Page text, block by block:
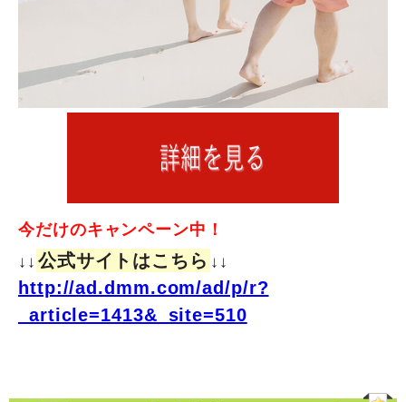
今だけのキャンペーン中！
↓↓ 公式サイトはこちら ↓↓
http://ad.dmm.com/ad/p/r?
_article=1413&_site=510